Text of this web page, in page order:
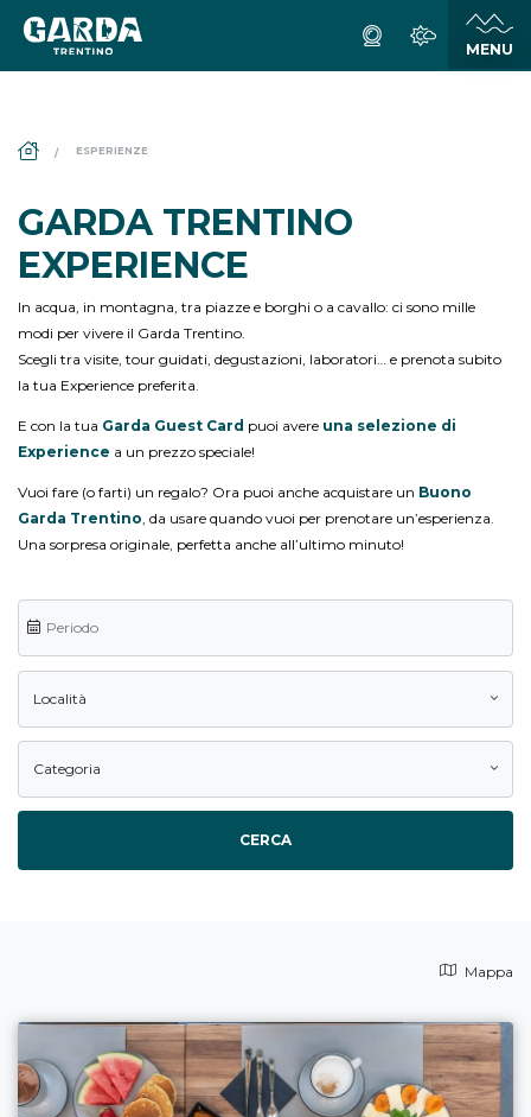
ESPERIENZE
GARDA TRENTINO
EXPERIENCE
In acqua, in montagna, tra piazze e borghi o a cavallo: ci sono mille
modi per vivere il Garda Trentino.
Scegli tra visite, tour guidati, degustazioni, laboratori… e prenota subito
la tua Experience preferita.
E con la tua Garda Guest Card puoi avere una selezione di
Experience a un prezzo speciale!
Vuoi fare (o farti) un regalo? Ora puoi anche acquistare un Buono
Garda Trentino, da usare quando vuoi per prenotare un’esperienza.
Una sorpresa originale, perfetta anche all’ultimo minuto!
Località
Categoria
CERCA
Mappa